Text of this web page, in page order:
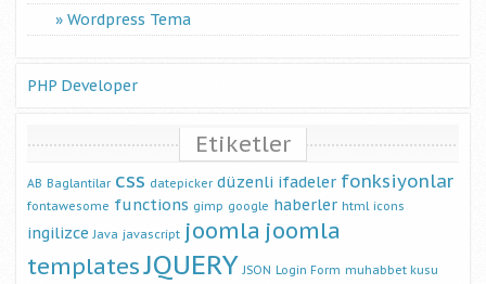
Wordpress Tema
PHP Developer
Etiketler
AB Baglantilar css datepicker düzenli ifadeler fonksiyonlar
fontawesome functions gimp google haberler html icons
ingilizce Java javascript joomla joomla
templatesJQUERY JSON Login Form muhabbet kusu